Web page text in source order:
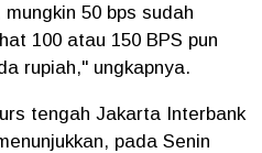
50 bps sudah
100 atau 150 BPS pun
rupiah," ungkapnya.
tengah Jakarta Interbank
pada Senin